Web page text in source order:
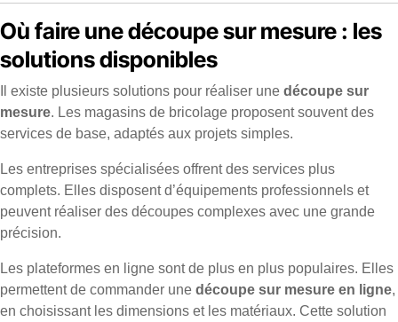
Où faire une découpe sur mesure : les
solutions disponibles
Il existe plusieurs solutions pour réaliser une découpe sur
mesure. Les magasins de bricolage proposent souvent des
services de base, adaptés aux projets simples.
Les entreprises spécialisées offrent des services plus
complets. Elles disposent d’équipements professionnels et
peuvent réaliser des découpes complexes avec une grande
précision.
Les plateformes en ligne sont de plus en plus populaires. Elles
permettent de commander une découpe sur mesure en ligne,
en choisissant les dimensions et les matériaux. Cette solution